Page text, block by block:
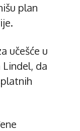
plan
učešće u
da